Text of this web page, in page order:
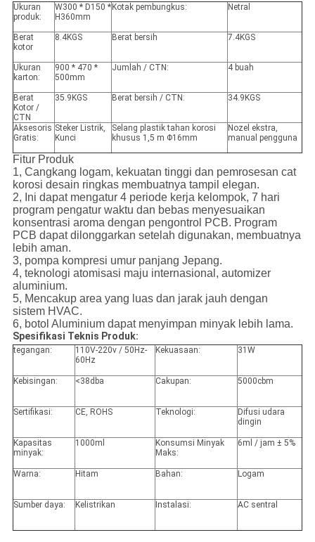
Ukuran
produk:
W300 * D150 *
H360mm
Kotak pembungkus: Netral
Berat
kotor
8.4KGS Berat bersih 7.4KGS
Ukuran
karton:
900 * 470 *
500mm
Jumlah / CTN: 4 buah
Berat
Kotor /
CTN
35.9KGS Berat bersih / CTN: 34.9KGS
Aksesoris
Gratis:
Steker Listrik,
Kunci
Selang plastik tahan korosi
khusus 1,5 m Φ16mm
Nozel ekstra,
manual pengguna
Fitur Produk
1, Cangkang logam, kekuatan tinggi dan pemrosesan cat
korosi desain ringkas membuatnya tampil elegan.
2, Ini dapat mengatur 4 periode kerja kelompok, 7 hari
program pengatur waktu dan bebas menyesuaikan
konsentrasi aroma dengan pengontrol PCB. Program
PCB dapat dilonggarkan setelah digunakan, membuatnya
lebih aman.
3, pompa kompresi umur panjang Jepang.
4, teknologi atomisasi maju internasional, automizer
aluminium.
5, Mencakup area yang luas dan jarak jauh dengan
sistem HVAC.
6, botol Aluminium dapat menyimpan minyak lebih lama.
Spesifikasi Teknis Produk:
tegangan:
110V-220v / 50Hz-
60Hz
Kekuasaan: 31W
Kebisingan: <38dba Cakupan: 5000cbm
Sertifikasi: CE, ROHS Teknologi:
Difusi udara
dingin
Kapasitas
minyak:
1000ml
Konsumsi Minyak
Maks:
6ml / jam ± 5%
Warna: Hitam Bahan: Logam
Sumber daya: Kelistrikan Instalasi: AC sentral